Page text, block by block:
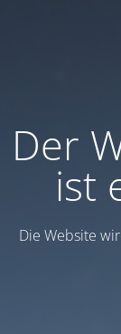
Der
ist
Die Website